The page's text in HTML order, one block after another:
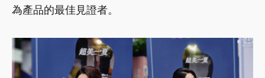
為產品的最佳見證者。